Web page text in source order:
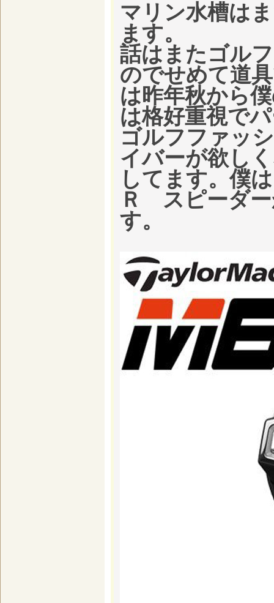
マリン水槽は
ます。
話はまたゴル
のでせめて道
は昨年秋から
は格好重視で
ゴルフファッ
イバーが欲し
してます。僕
Ｒ スピーダ
す。